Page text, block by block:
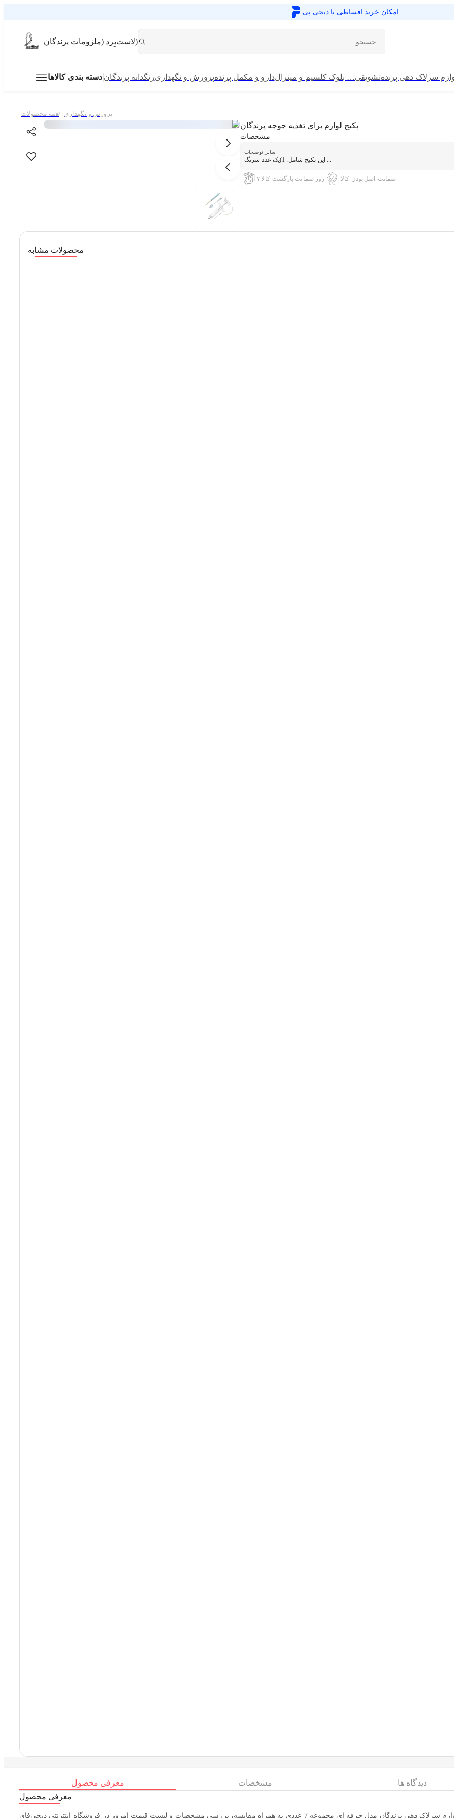
امکان خرید اقساطی بادیجی پی
لاست‌بِرد (ملزومات پرندگان)
دسته بندی کالاها رنگدانه پرندگانپرورش و نگهداریدارو و مکمل پرندهتشویقی… بلوک کلسیم و مینرالسرلاک دهی پرنده
همه محصولات/ پرورش و نگهداری
پکیج لوازم برای تغذیه جوجه پرندگان
مشخصات
سایر توضیحات
این پکیج شامل: 1)یک عدد سرنگ ...
۷ روز ضمانت بازگشت کالا ضمانت اصل بودن کالا
محصولات مشابه
معرفی محصول مشخصات
دیدگاه ها
معرفی محصول
مدل حرفه ای مجموعه 7 عددی به همراه مقایسه، بررسی مشخصات و لیست قیمت امروز در فروشگاه اینترنتی دیجی‌فای